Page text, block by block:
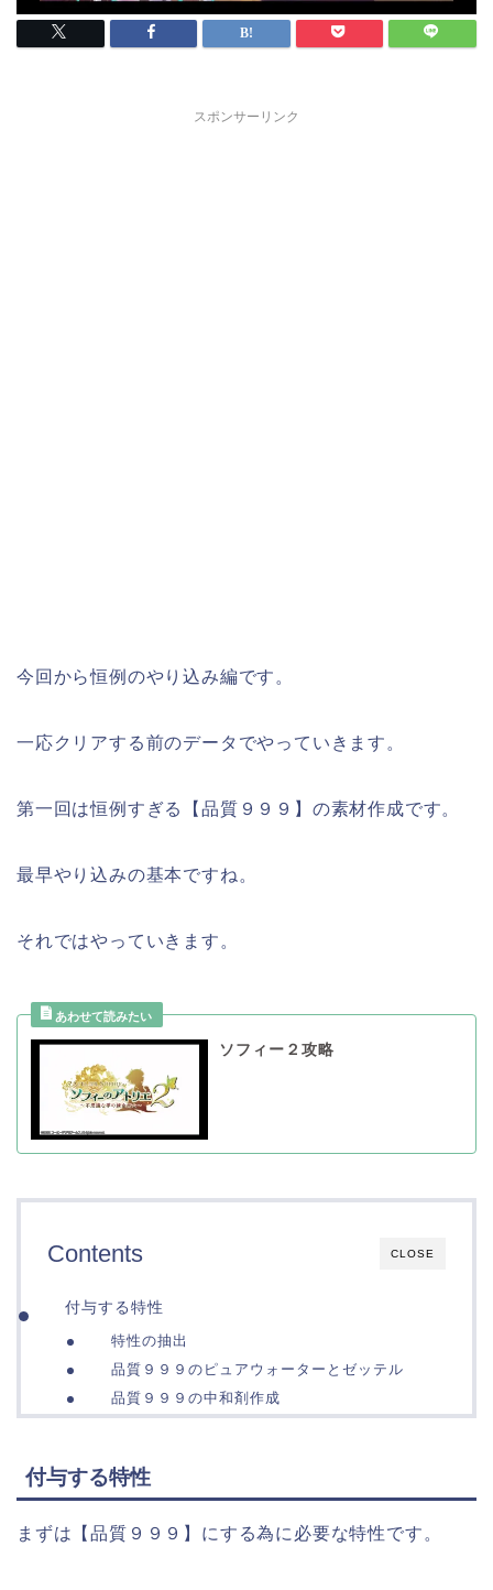
スポンサーリンク
今回から恒例のやり込み編です。
一応クリアする前のデータでやっていきます。
第一回は恒例すぎる【品質９９９】の素材作成です。
最早やり込みの基本ですね。
それではやっていきます。
ソフィー２攻略
CLOSE
Contents
付与する特性
特性の抽出
品質９９９のピュアウォーターとゼッテル
品質９９９の中和剤作成
付与する特性
まずは【品質９９９】にする為に必要な特性です。